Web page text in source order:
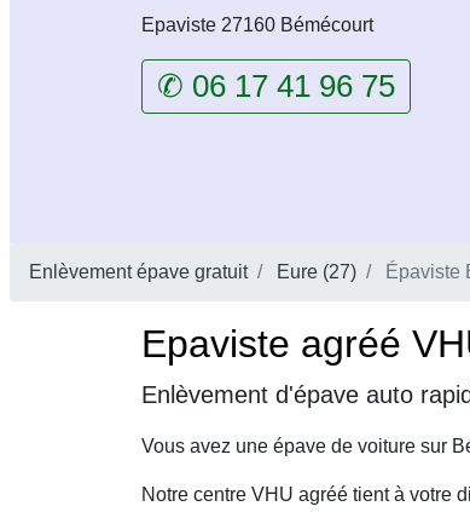
Epaviste 27160 Bémécourt
✆ 06 17 41 96 75
Enlèvement épave gratuit Eure (27) Épaviste
Epaviste agréé
Enlèvement d'épave auto
Vous avez une épave de voiture sur
Notre centre VHU agréé tient à votre